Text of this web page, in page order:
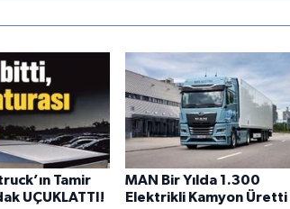
Tamir
UÇUKLATTI!
MAN Bir Yılda 1.300
Elektrikli Kamyon Üretti